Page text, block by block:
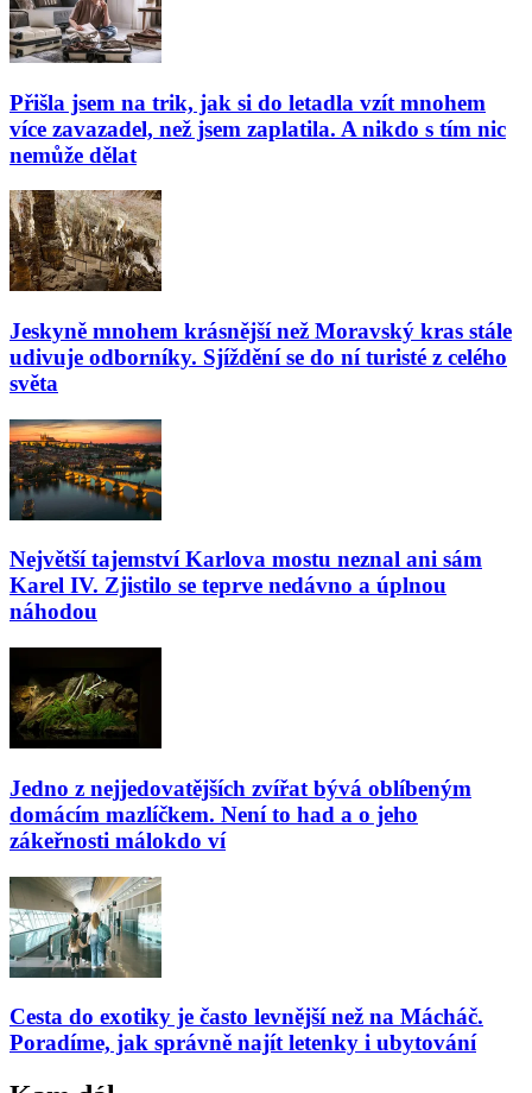
Přišla jsem na trik, jak si do letadla vzít mnohem
více zavazadel, než jsem zaplatila. A nikdo s tím nic
nemůže dělat
Jeskyně mnohem krásnější než Moravský kras stále
udivuje odborníky. Sjíždění se do ní turisté z celého
světa
Největší tajemství Karlova mostu neznal ani sám
Karel IV. Zjistilo se teprve nedávno a úplnou
náhodou
Jedno z nejjedovatějších zvířat bývá oblíbeným
domácím mazlíčkem. Není to had a o jeho
zákeřnosti málokdo ví
Cesta do exotiky je často levnější než na Mácháč.
Poradíme, jak správně najít letenky i ubytování